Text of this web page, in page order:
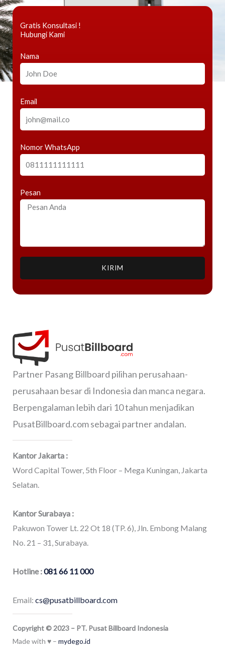
Gratis Konsultasi !
Hubungi Kami
Nama
Email
Nomor WhatsApp
Pesan
KIRIM
Partner Pasang Billboard pilihan perusahaan-
perusahaan besar di Indonesia dan manca negara.
Berpengalaman lebih dari 10 tahun menjadikan
PusatBillboard.com sebagai partner andalan.
Kantor Jakarta :
Word Capital Tower, 5th Floor – Mega Kuningan, Jakarta
Selatan.
Kantor Surabaya :
Pakuwon Tower Lt. 22 Ot 18 (TP. 6), Jln. Embong Malang
No. 21 – 31, Surabaya.
Hotline :081 66 11 000
Email: cs@pusatbillboard.com
Copyright © 2023 – PT. Pusat Billboard Indonesia
Made with ♥ – mydego.id